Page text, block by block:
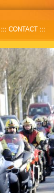
CONTACT